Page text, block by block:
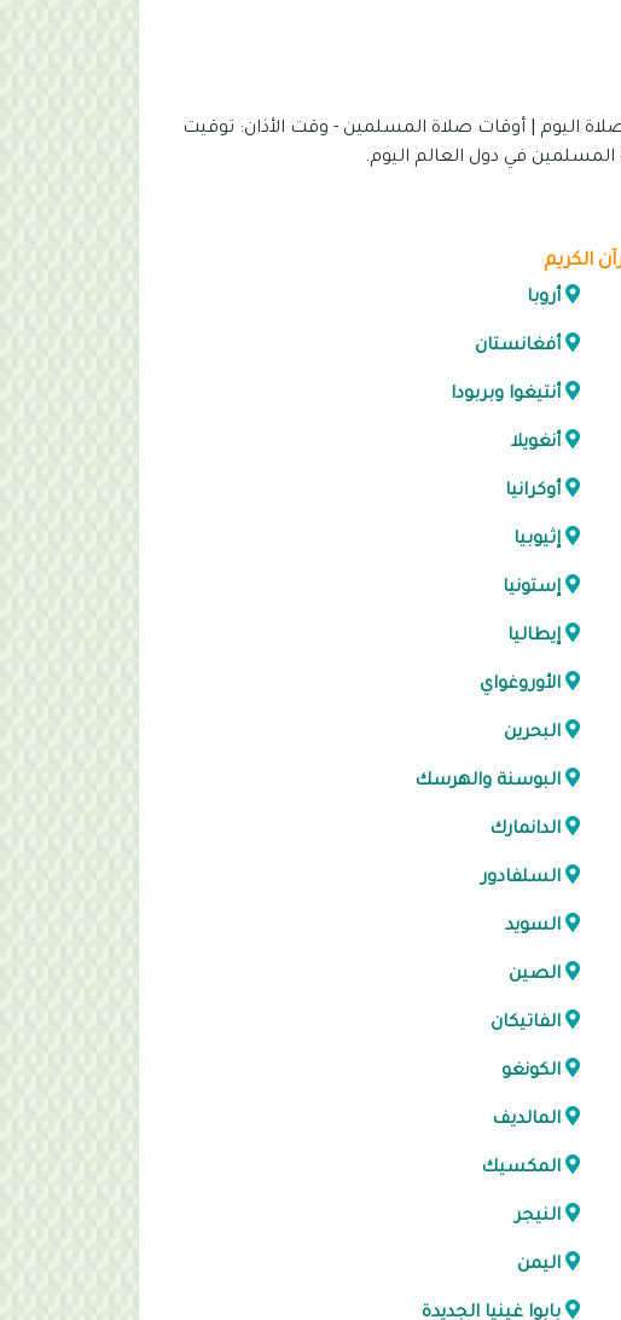
اليوم | أوقات صلاة المسلمين - وقت الأذان: توقيت
في دول العالم اليوم.
الكريم
أروبا
أفغانستان
أنتيغوا وبربودا
أنغويلا
أوكرانيا
إثيوبيا
إستونيا
إيطاليا
الأوروغواي
البحرين
البوسنة والهرسك
الدانمارك
السلفادور
السويد
الصين
الفاتيكان
الكونغو
المالديف
المكسيك
النيجر
اليمن
بابوا غينيا الجديدة